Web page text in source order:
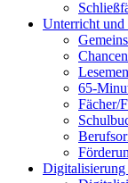
Unterricht und
65-
Fächer/